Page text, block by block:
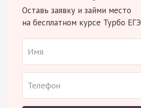
Оставь заявку и займи место
на бесплатном курсе Турбо ЕГЭ